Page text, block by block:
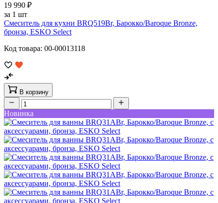
19 990 ₽
за 1 шт
Смеситель для кухни BRQ519Br, Барокко/Baroque Bronze,
бронза, ESKO Select
Код товара: 00-00013118
В корзину
Новинка